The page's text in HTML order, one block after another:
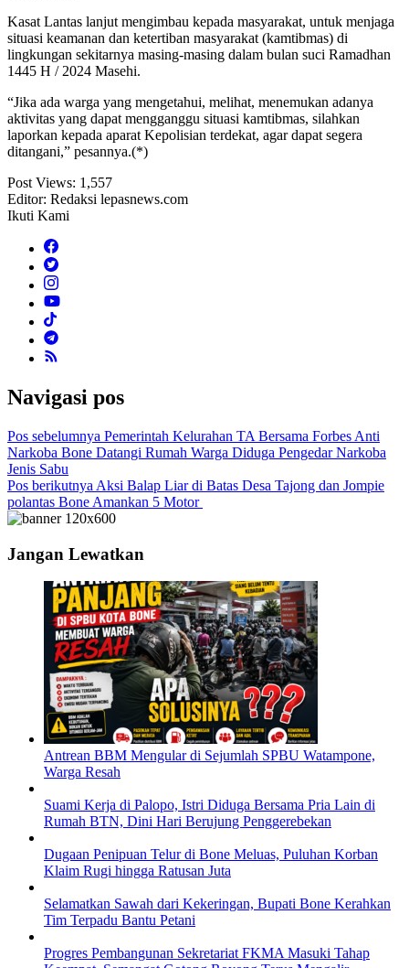
Kasat Lantas lanjut mengimbau kepada masyarakat, untuk menjaga
situasi keamanan dan ketertiban masyarakat (kamtibmas) di
lingkungan sekitarnya masing-masing dalam bulan suci Ramadhan
1445 H / 2024 Masehi.
“Jika ada warga yang mengetahui, melihat, menemukan adanya
aktivitas yang dapat mengganggu situasi kamtibmas, silahkan
laporkan kepada aparat Kepolisian terdekat, agar dapat segera
ditangani,” pesannya.(*)
Post Views: 1,557
Editor: Redaksi lepasnews.com
Ikuti Kami
Navigasi pos
Pos sebelumnya Pemerintah Kelurahan TA Bersama Forbes Anti
Narkoba Bone Datangi Rumah Warga Diduga Pengedar Narkoba
Jenis Sabu
Pos berikutnya Aksi Balap Liar di Batas Desa Tajong dan Jompie
polantas Bone Amankan 5 Motor
Jangan Lewatkan
Antrean BBM Mengular di Sejumlah SPBU Watampone,
Warga Resah
Suami Kerja di Palopo, Istri Diduga Bersama Pria Lain di
Rumah BTN, Dini Hari Berujung Penggerebekan
Dugaan Penipuan Telur di Bone Meluas, Puluhan Korban
Klaim Rugi hingga Ratusan Juta
Selamatkan Sawah dari Kekeringan, Bupati Bone Kerahkan
Tim Terpadu Bantu Petani
Progres Pembangunan Sekretariat FKMA Masuki Tahap